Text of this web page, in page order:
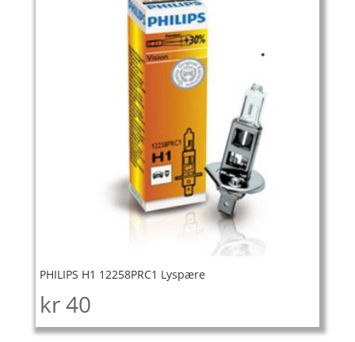
PHILIPS H1 12258PRC1 Lyspære
kr40